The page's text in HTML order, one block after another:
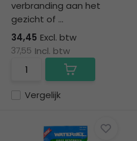
verbranding aan het
gezicht of ...
Vergelijk
34,45 Excl. btw
37,55 Incl. btw